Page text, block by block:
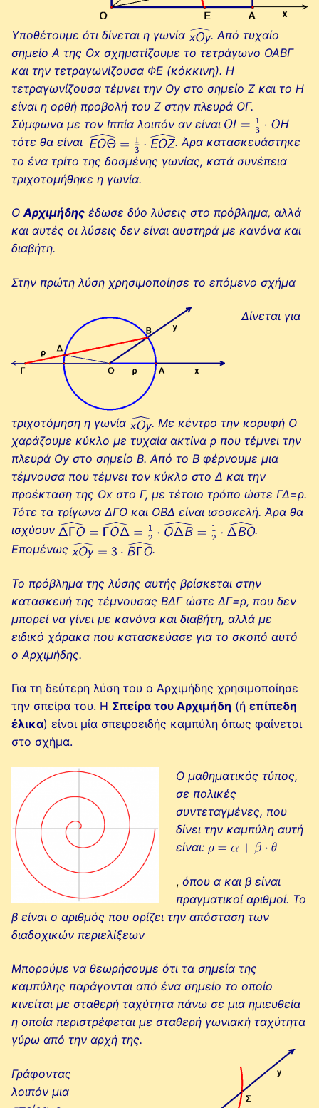
Υποθέτουμε ότι δίνεται η γωνία
. Από τυχαίο
σημείο Α της Ox σχηματίζουμε το τετράγωνο ΟΑΒΓ
και την τετραγωνίζουσα ΦΕ (κόκκινη). Η
τετραγωνίζουσα τέμνει την Οy στο σημείο Ζ και το Η
είναι η ορθή προβολή του Ζ στην πλευρά ΟΓ.
Σύμφωνα με τον Ιππία λοιπόν αν είναι
τότε θα είναι
. Άρα κατασκευάστηκε
το ένα τρίτο της δοσμένης γωνίας, κατά συνέπεια
τριχοτομήθηκε η γωνία.
ΟΑρχιμήδης έδωσε δύο λύσεις στο πρόβλημα, αλλά
και αυτές οι λύσεις δεν είναι αυστηρά με κανόνα και
διαβήτη.
Στην πρώτη λύση χρησιμοποίησε το επόμενο σχήμα
Δίνεται για
τριχοτόμηση η γωνία
. Με κέντρο την κορυφή Ο
χαράζουμε κύκλο με τυχαία ακτίνα ρ που τέμνει την
πλευρά Οy στο σημείο Β. Από το Β φέρνουμε μια
τέμνουσα που τέμνει τον κύκλο στο Δ και την
προέκταση της Οx στο Γ, με τέτοιο τρόπο ώστε ΓΔ=ρ.
Τότε τα τρίγωνα ΔΓΟ και ΟΒΔ είναι ισοσκελή. Άρα θα
ισχύουν
.
Επομένως
.
Το πρόβλημα της λύσης αυτής βρίσκεται στην
κατασκευή της τέμνουσας ΒΔΓ ώστε ΔΓ=ρ, που δεν
μπορεί να γίνει με κανόνα και διαβήτη, αλλά με
ειδικό χάρακα που κατασκεύασε για το σκοπό αυτό
ο Αρχιμήδης.
Για τη δεύτερη λύση του ο Αρχιμήδης χρησιμοποίησε
την σπείρα του. Η Σπείρα του Αρχιμήδη (ή επίπεδη
έλικα) είναι μία σπειροειδής καμπύλη όπως φαίνεται
στο σχήμα.
Ο μαθηματικός τύπος,
σε πολικές
συντεταγμένες, που
δίνει την καμπύλη αυτή
είναι:
,όπου α και β είναι
πραγματικοί αριθμοί. Το
β είναι ο αριθμός που ορίζει την απόσταση των
διαδοχικών περιελίξεων
Μπορούμε να θεωρήσουμε ότι τα σημεία της
καμπύλης παράγονται από ένα σημείο το οποίο
κινείται με σταθερή ταχύτητα πάνω σε μια ημιευθεία
η οποία περιστρέφεται με σταθερή γωνιακή ταχύτητα
γύρω από την αρχή της.
Γράφοντας
λοιπόν μια